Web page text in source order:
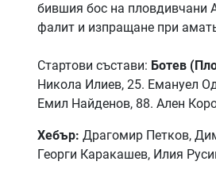
бившия бос на пловдивчани
фалит и изпращане при
Стартови състави: Ботев
Никола Илиев, 25. Емануел
Емил Найденов, 88. Ален
Хебър: Драгомир Петков,
Георги Каракашев, Илия